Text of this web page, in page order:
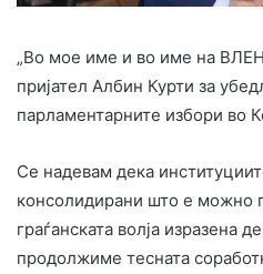
„Во мое име и во име на
пријател Албин Курти за
парламентарните избори во
Се надевам дека
консолидирани што е можно
граѓанската волја изразена
продолжиме тесната